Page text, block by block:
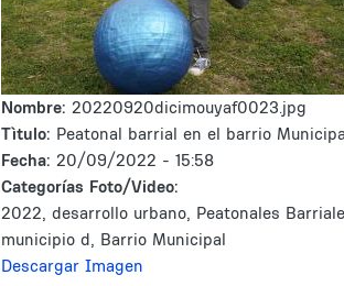
Nombre: 20220920dicimouyaf0023.jpg
Tìtulo: Peatonal barrial en el barrio
Fecha: 20/09/2022 - 15:58
Categorías Foto/Video:
2022, desarrollo urbano, Peatonales
municipio d, Barrio Municipal
Descargar Imagen